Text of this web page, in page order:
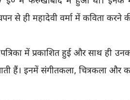
से ही महादेवी वर्मा में कविता करने की
पत्रिका में प्रकाशित हुई और साथ ही
हैं। इनमें संगीतकला, चित्रकला और